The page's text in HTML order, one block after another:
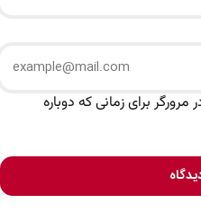
برای زمانی که دوباره